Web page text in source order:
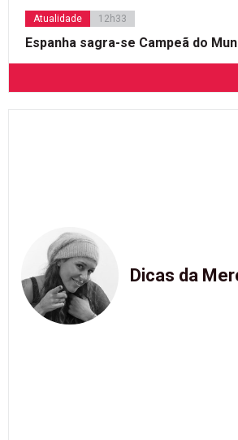
Atualidade 12h33
Espanha sagra-se Campeã do
Dicas da